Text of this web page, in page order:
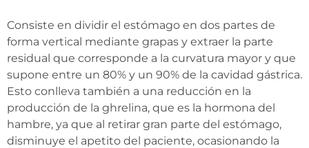
Consiste en dividir el estómago en dos partes de
forma vertical mediante grapas y extraer la parte
residual que corresponde a la curvatura mayor y que
supone entre un 80% y un 90% de la cavidad gástrica.
Esto conlleva también a una reducción en la
producción de la ghrelina, que es la hormona del
hambre, ya que al retirar gran parte del estómago,
disminuye el apetito del paciente, ocasionando la